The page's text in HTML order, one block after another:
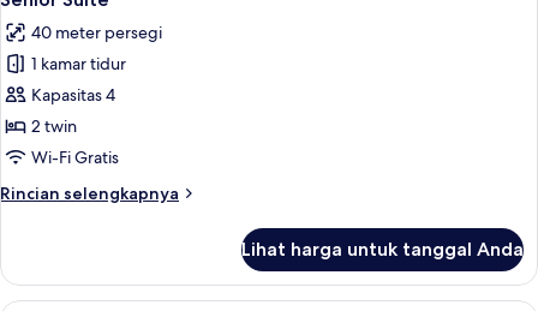
Bed
semua
foto
untuk
Senior
Suite
40 meter persegi
1 kamar tidur
Kapasitas 4
2 twin
Wi-Fi Gratis
Rincian selengkapnya
Rincian
Senior
Suite
Lihat harga untuk tanggal Anda